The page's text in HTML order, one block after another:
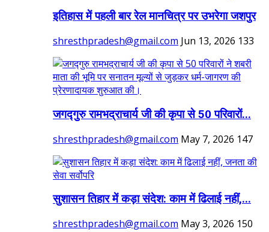
इतिहास में पहली बार रेल मानचित्र पर उभरेगा जशपुर
shresthpradesh@gmail.com Jun 13, 2026 133
जगद्गुरु रामभद्राचार्य जी की कृपा से 50 परिवारों...
shresthpradesh@gmail.com May 7, 2026 147
सुशासन तिहार में कड़ा संदेश: काम में ढिलाई नहीं,...
shresthpradesh@gmail.com May 3, 2026 150